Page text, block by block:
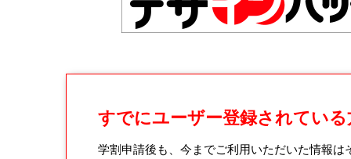
すでにユーザー登録されている
学割申請後も、今までご利用いただいた情報は